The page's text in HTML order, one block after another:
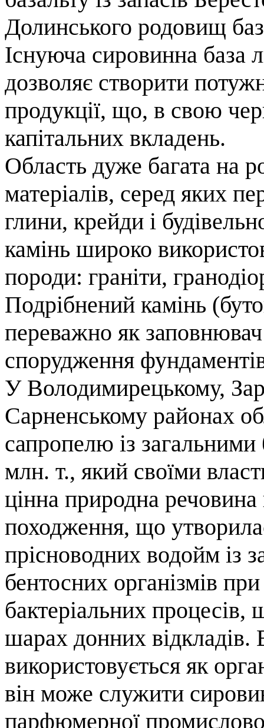
Долинського родовищ
Iснуюча сировинна база
дозволяє створити
продукції, що, в свою
капітальних вкладень.
Область дуже багата на
матеріалів, серед яких
глини, крейди і
камінь широко
породи: граніти,
Подрібнений камінь
переважно як
спорудження
У Володимирецькому,
Сарненському районах
сапропелю із
млн. т., який своїми
цінна природна
походження, що
прісноводних водойм із
бентосних організмів
бактеріальних
шарах донних
використовується як
він може служити
парфюмерної